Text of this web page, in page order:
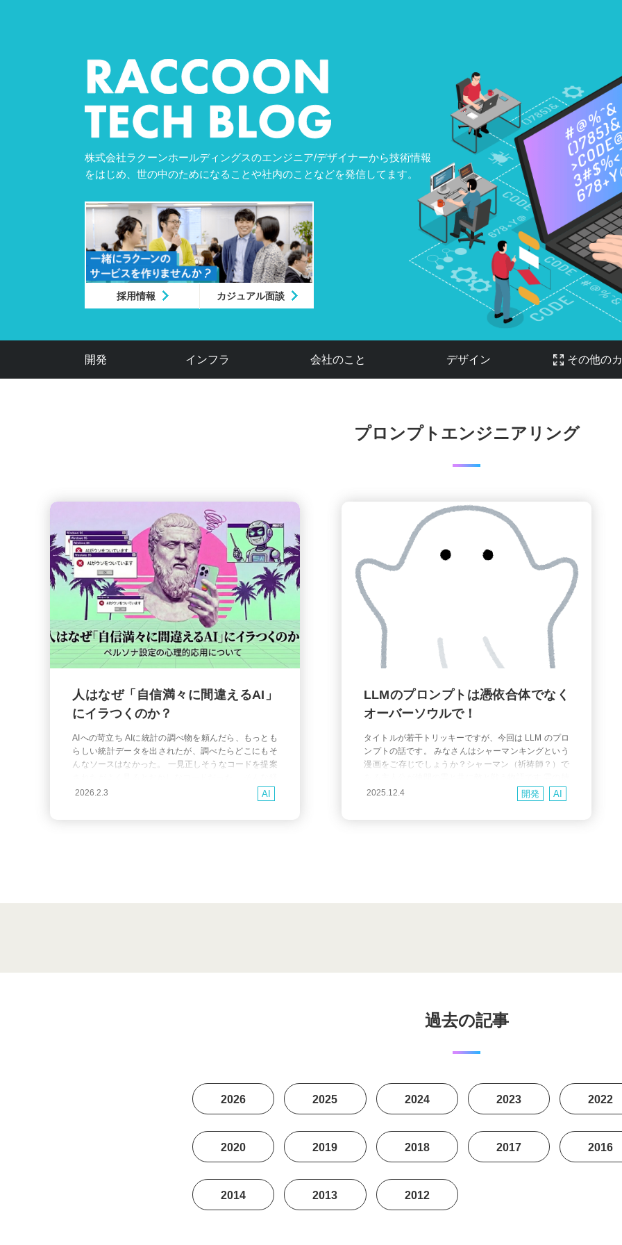
株式会社ラクーンホールディングスのエンジニア/デザイナーから技術情報
をはじめ、世の中のためになることや社内のことなどを発信してます。
採用情報 カジュアル面談
開発 インフラ 会社のこと デザイン その他の
プロンプトエンジニアリング
人はなぜ「自信満々に間違えるAI」
にイラつくのか？
AIへの苛立ち AIに統計の調べ物を頼んだら、もっとも
らしい統計データを出されたが、調べたらどこにもそ
んなソースはなかった。 一見正しそうなコードを提案
験はないだろうか。いわゆる「ハルシネーション (幻
覚)」と呼ばれるものだ。 こういうとき、多くの人がイ
2026.2.3 AI
LLMのプロンプトは憑依合体でなく
オーバーソウルで！
タイトルが若干トリッキーですが、今回は LLM のプロ
ンプトの話です。 みなさんはシャーマンキングという
漫画をご存じでしょうか？シャーマン（祈祷師？）で
つ力には2種類の利用方法があり、1つ目は「憑依合
体」で体に憑依させた霊がシャーマンの体を操り生前
2025.12.4 開発 AI
過去の記事
2026 2025 2024 2023 2022
2020 2019 2018 2017 2016
2014 2013 2012